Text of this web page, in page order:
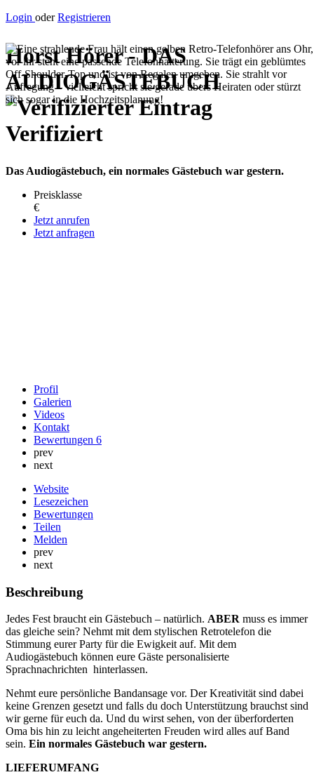
Login oder Registrieren
Horst Hörer - DAS
AUDIOGÄSTEBUCH
Verifiziert
Das Audiogästebuch, ein normales Gästebuch war gestern.
Preisklasse
€
Jetzt anrufen
Jetzt anfragen
Profil
Galerien
Videos
Kontakt
Bewertungen 6
prev
next
Website
Lesezeichen
Bewertungen
Teilen
Melden
prev
next
Beschreibung
Jedes Fest braucht ein Gästebuch – natürlich. ABER muss es immer
das gleiche sein? Nehmt mit dem stylischen Retrotelefon die
Stimmung eurer Party für die Ewigkeit auf. Mit dem
Audiogästebuch können eure Gäste personalisierte
Sprachnachrichten hinterlassen.
Nehmt eure persönliche Bandansage vor. Der Kreativität sind dabei
keine Grenzen gesetzt und falls du doch Unterstützung brauchst sind
wir gerne für euch da. Und du wirst sehen, von der überforderten
Oma bis hin zu leicht angeheiterten Freuden wird alles auf Band
sein. Ein normales Gästebuch war gestern.
LIEFERUMFANG